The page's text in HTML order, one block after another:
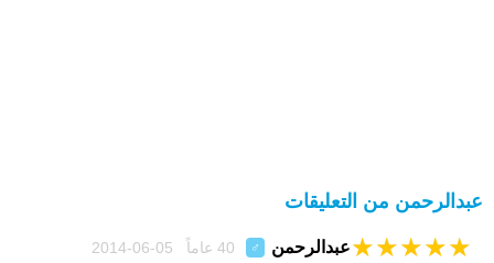
عبدالرحمن من التعليقات
عبدالرحمن ♂ ★
★
★
★
★